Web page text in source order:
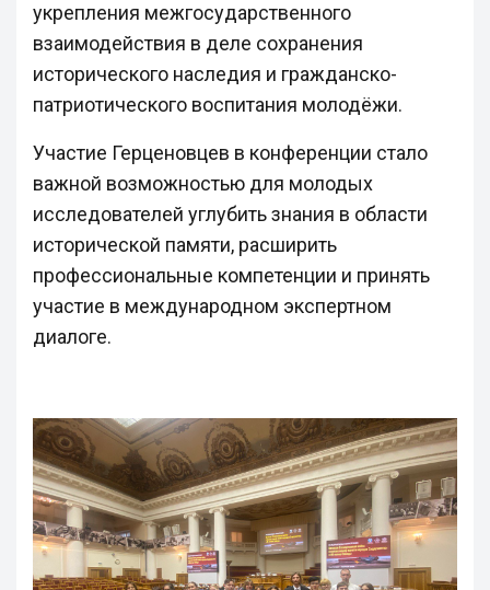
укрепления межгосударственного
взаимодействия в деле сохранения
исторического наследия и гражданско-
патриотического воспитания молодёжи.
Участие Герценовцев в конференции стало
важной возможностью для молодых
исследователей углубить знания в области
исторической памяти, расширить
профессиональные компетенции и принять
участие в международном экспертном
диалоге.